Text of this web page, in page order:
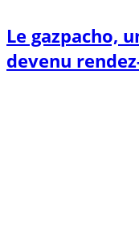
Le gazpacho,
devenu